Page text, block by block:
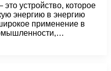
устройство, которое
энергию в энергию
применение в